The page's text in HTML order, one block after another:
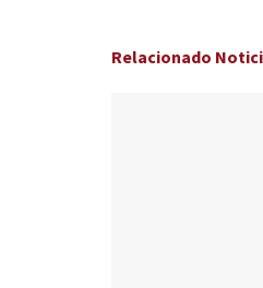
Relacionado